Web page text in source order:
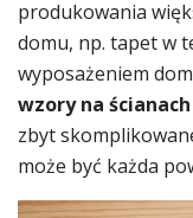
produkowania
domu, np. tapet w
wyposażeniem
wzory na
zbyt
może być każda